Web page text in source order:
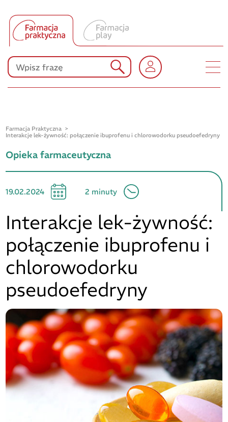
Produkty Polpharmy
KONKURSY
Farmacja Praktyczna
Interakcje lek-żywność: połączenie ibuprofenu i chlorowodorku pseudoefedryny
Opieka farmaceutyczna
19.02.2024 2 minuty
Interakcje lek-żywność:
połączenie ibuprofenu i
chlorowodorku
pseudoefedryny